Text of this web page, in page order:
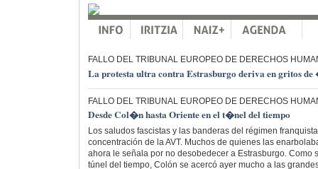
FALLO DEL TRIBUNAL EUROPEO DE DERECHOS
La protesta ultra contra Estrasburgo deriva en gritos
FALLO DEL TRIBUNAL EUROPEO DE DERECHOS
Desde Col�n hasta Oriente en el t�nel del tiempo
Los saludos fascistas y las banderas del régimen
concentración de la AVT. Muchos de quienes las
ahora le señala por no desobedecer a Estrasburgo. Como
túnel del tiempo, Colón se acercó ayer mucho a las